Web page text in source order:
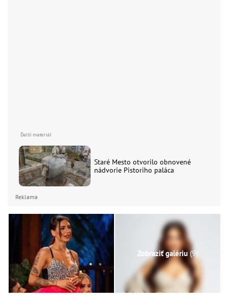
Staré Mesto otvorilo obnovené
nádvorie Pistoriho paláca
Reklama
Zobraziť galériu(9)